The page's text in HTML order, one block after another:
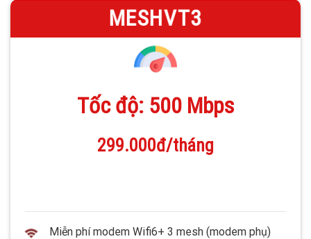
—
MESHVT3
Tốc độ: 500 Mbps
299.000đ/tháng
Miễn phí modem Wifi6+ 3 mesh (modem phụ)